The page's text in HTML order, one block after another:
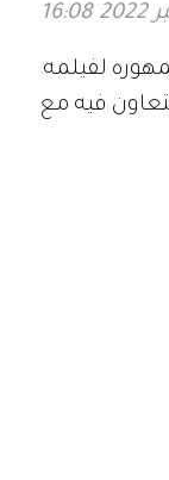
لفيلمه
فيه مع